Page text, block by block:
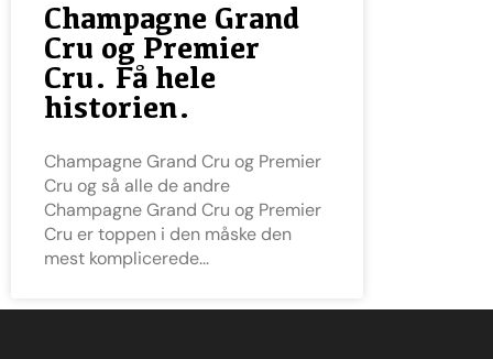
Champagne Grand
Cru og Premier
Cru. Få hele
historien.
Champagne Grand Cru og Premier
Cru og så alle de andre
Champagne Grand Cru og Premier
Cru er toppen i den måske den
mest komplicerede